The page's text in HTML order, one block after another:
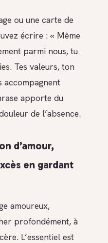
ou une carte de
écrire : « Même
parmi nous, tu
Tes valeurs, ton
accompagnent
apporte du
de l’absence.
d’amour,
en gardant
amoureux,
profondément, à
L’essentiel est